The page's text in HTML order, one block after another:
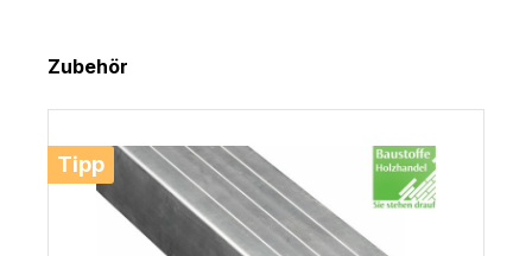
Produktgalerie überspringen
Zubehör
Tipp